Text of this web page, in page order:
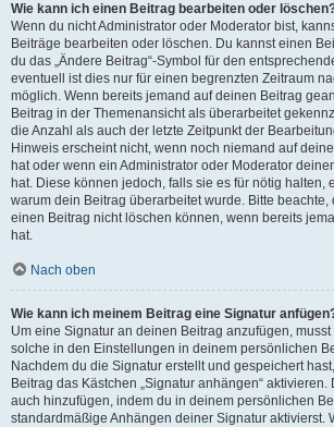
Wie kann ich einen Beitrag bearbeiten oder
Wenn du nicht Administrator oder Moderator bist,
Beiträge bearbeiten oder löschen. Du kannst einen
du das „Ändere Beitrag“-Symbol für den
eventuell ist dies nur für einen begrenzten Zeitraum
möglich. Wenn bereits jemand auf deinen Beitrag
Beitrag in der Themenansicht als überarbeitet
die Anzahl als auch der letzte Zeitpunkt der
Hinweis erscheint nicht, wenn noch niemand auf
hat oder wenn ein Administrator oder Moderator
hat. Diese können jedoch, falls sie es für nötig halten,
warum dein Beitrag überarbeitet wurde. Bitte
einen Beitrag nicht löschen können, wenn bereits
hat.
Nach oben
Wie kann ich meinem Beitrag eine Signatur
Um eine Signatur an deinen Beitrag anzufügen,
solche in den Einstellungen in deinem persönlichen
Nachdem du die Signatur erstellt und gespeichert
Beitrag das Kästchen „Signatur anhängen“
auch hinzufügen, indem du in deinem persönlichen
standardmäßige Anhängen deiner Signatur aktivierst.